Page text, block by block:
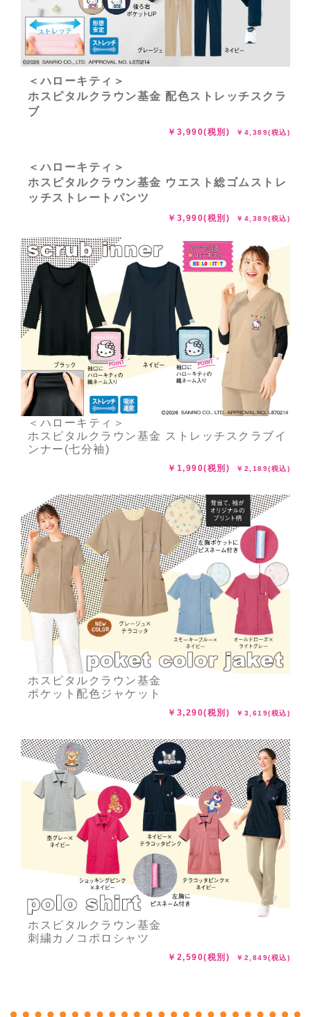
＜ハローキティ＞
ホスピタルクラウン基金 配色ストレッチスクラ
ブ
￥3,990(税別) ￥4,389(税込)
＜ハローキティ＞
ホスピタルクラウン基金 ウエスト総ゴムストレ
ッチストレートパンツ
￥3,990(税別) ￥4,389(税込)
＜ハローキティ＞
ホスピタルクラウン基金 ストレッチスクラブイ
ンナー(七分袖)
￥1,990(税別) ￥2,189(税込)
ホスピタルクラウン基金
ポケット配色ジャケット
￥3,290(税別) ￥3,619(税込)
ホスピタルクラウン基金
刺繍カノコポロシャツ
￥2,590(税別) ￥2,849(税込)